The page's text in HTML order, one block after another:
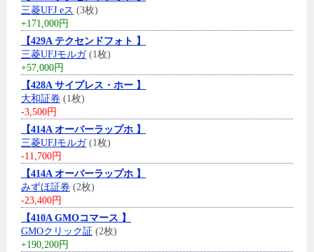
三菱UFJ eス (3枚)
+171,000円
【429A テクセンドフォト 】
三菱UFJモルガ(1枚)
+57,000円
【428A サイプレス・ホー 】
大和証券 (1枚)
-3,500円
【414A オーバーラップホ 】
三菱UFJモルガ(1枚)
-11,700円
【414A オーバーラップホ 】
みずほ証券 (2枚)
-23,400円
【410A GMOコマース 】
GMOクリック証 (2枚)
+190,200円